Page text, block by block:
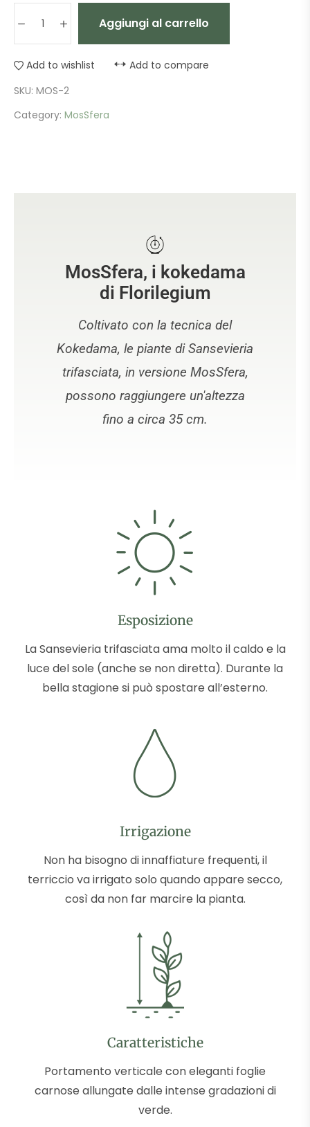
Aggiungi al carrello
Add to wishlist
Add to compare
SKU: MOS-2
Category: MosSfera
MosSfera, i kokedama
di Florilegium
Coltivato con la tecnica del
Kokedama, le piante di Sansevieria
trifasciata, in versione MosSfera,
possono raggiungere un'altezza
fino a circa 35 cm.
Esposizione
La Sansevieria trifasciata ama molto il caldo e la
luce del sole (anche se non diretta). Durante la
bella stagione si può spostare all’esterno.
Irrigazione
Non ha bisogno di innaffiature frequenti, il
terriccio va irrigato solo quando appare secco,
così da non far marcire la pianta.
Caratteristiche
Portamento verticale con eleganti foglie
carnose allungate dalle intense gradazioni di
verde.